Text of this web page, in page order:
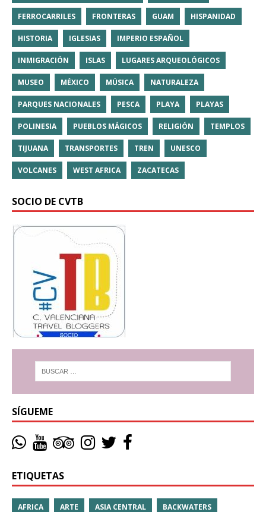
FERROCARRILES FRONTERAS GUAM HISPANIDAD
HISTORIA IGLESIAS IMPERIO ESPAÑOL
INMIGRACIÓN ISLAS LUGARES ARQUEOLÓGICOS
MUSEO MÉXICO MÚSICA NATURALEZA
PARQUES NACIONALES PESCA PLAYA PLAYAS
POLINESIA PUEBLOS MÁGICOS RELIGIÓN TEMPLOS
TIJUANA TRANSPORTES TREN UNESCO
VOLCANES WEST AFRICA ZACATECAS
SOCIO DE CVTB
SÍGUEME
ETIQUETAS
AFRICA ARTE ASIA CENTRAL BACKWATERS